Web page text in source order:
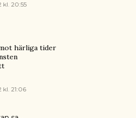
kl. 20:55
härliga tider
kl. 21:06